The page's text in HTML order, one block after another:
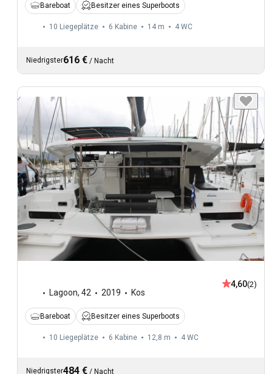
Bareboat Besitzer eines Superboots
10 Liegeplätze 6 Kabine 14 m 4 WC
Niedrigster616 € / Nacht
Lagoon, 42 2019 Kos
4,60(2)
Bareboat Besitzer eines Superboots
10 Liegeplätze 6 Kabine 12,8 m 4 WC
Niedrigster484 € / Nacht